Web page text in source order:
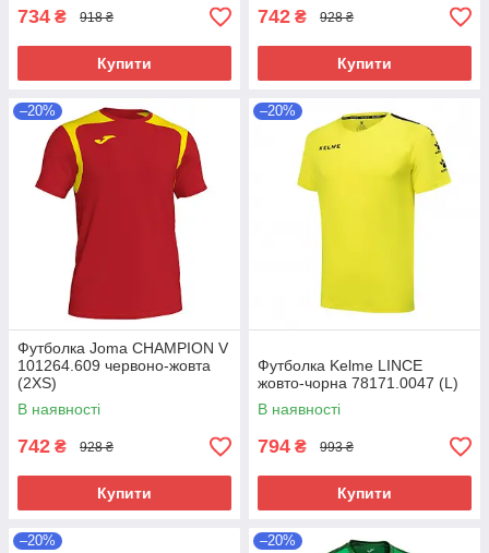
734 ₴ 918 ₴
Купити
742 ₴ 928 ₴
Купити
–20%
Футболка Joma CHAMPION V
101264.609 червоно-жовта
(2XS)
В наявності
742 ₴ 928 ₴
Купити
–20%
Футболка Kelme LINCE
жовто-чорна 78171.0047 (L)
В наявності
794 ₴ 993 ₴
Купити
–20% –20%